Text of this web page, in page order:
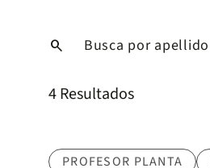
search
4 Resultados
PROFESOR PLANTA